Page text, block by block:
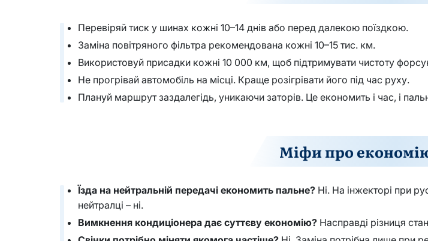
Перевіряй тиск у шинах кожні 10–14 днів або перед далекою поїздкою.
Заміна повітряного фільтра рекомендована кожні 10–15 тис. км.
Використовуй присадки кожні 10 000 км, щоб підтримувати чистоту
Не прогрівай автомобіль на місці. Краще розігрівати його під час руху.
Плануй маршрут заздалегідь, уникаючи заторів. Це економить і час, і
Міфи про
Їзда на нейтральній передачі економить пальне? Ні. На інжекторі при
нейтралці – ні.
Вимкнення кондиціонера дає суттєву економію? Насправді різниця